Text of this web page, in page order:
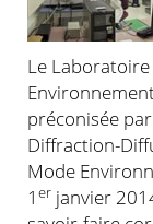
Le Laboratoire
préconisée par
Diffraction-
Mode
1 er janvier